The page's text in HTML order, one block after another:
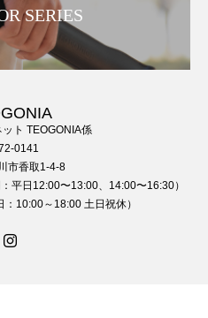
SERIES
ト TEOGONIA係
0141
市香取1-4-8
平日12:00〜13:00、14:00〜16:30）
10:00～18:00 土日祝休）